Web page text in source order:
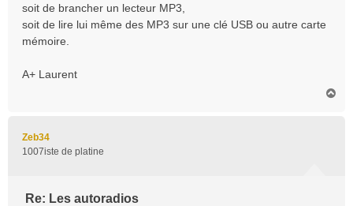
soit de brancher un lecteur MP3,
soit de lire lui même des MP3 sur une clé USB ou autre carte
mémoire.
A+ Laurent
Zeb34
1007iste de platine
Re: Les autoradios